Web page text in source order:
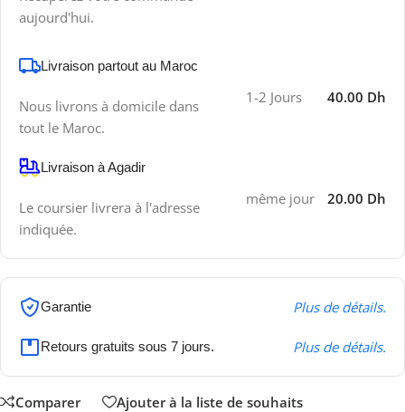
aujourd'hui.
Livraison partout au Maroc
Nous livrons à domicile dans
tout le Maroc.
1-2 Jours 40.00 Dh
Livraison à Agadir
Le coursier livrera à l'adresse
indiquée.
même jour 20.00 Dh
Garantie Plus de détails.
Retours gratuits sous 7 jours. Plus de détails.
Comparer Ajouter à la liste de souhaits